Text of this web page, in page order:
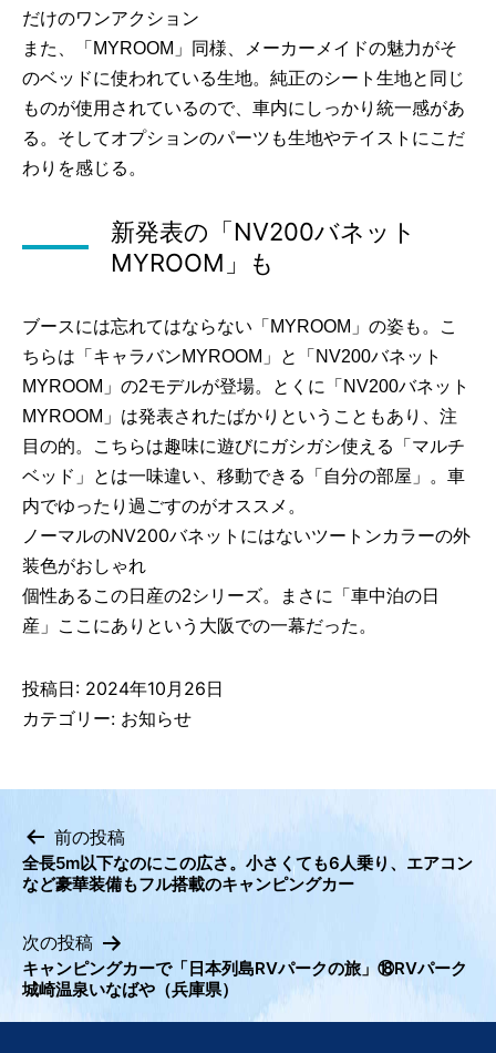
だけのワンアクション
また、「MYROOM」同様、メーカーメイドの魅力がそ
のベッドに使われている生地。純正のシート生地と同じ
ものが使用されているので、車内にしっかり統一感があ
る。そしてオプションのパーツも生地やテイストにこだ
わりを感じる。
新発表の「NV200バネット
MYROOM」も
ブースには忘れてはならない「MYROOM」の姿も。こ
ちらは「キャラバンMYROOM」と「NV200バネット
MYROOM」の2モデルが登場。とくに「NV200バネット
MYROOM」は発表されたばかりということもあり、注
目の的。こちらは趣味に遊びにガシガシ使える「マルチ
ベッド」とは一味違い、移動できる「自分の部屋」。車
内でゆったり過ごすのがオススメ。
ノーマルのNV200バネットにはないツートンカラーの外
装色がおしゃれ
個性あるこの日産の2シリーズ。まさに「車中泊の日
産」ここにありという大阪での一幕だった。
投稿日: 2024年10月26日
カテゴリー: お知らせ
投
稿
ナ
ビ
ゲ
ー
前の投稿
全長5m以下なのにこの広さ。小さくても6人乗り、エアコン
など豪華装備もフル搭載のキャンピングカー
次の投稿
キャンピングカーで「日本列島RVパークの旅」⑱RVパーク
城崎温泉いなばや（兵庫県）